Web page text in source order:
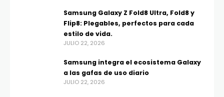
Samsung Galaxy Z Fold8 Ultra, Fold8 y
Flip8: Plegables, perfectos para cada
estilo de vida.
JULIO 22, 2026
Samsung integra el ecosistema Galaxy
a las gafas de uso diario
JULIO 22, 2026